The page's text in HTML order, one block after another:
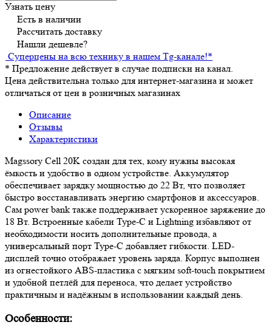
Узнать цену
Есть в наличии
Рассчитать доставку
Нашли дешевле?
Суперцены на всю технику в нашем Tg-канале!*
* Предложение действует в случае подписки на канал.
Цена действительна только для интернет-магазина и может
отличаться от цен в розничных магазинах
Описание
Отзывы
Характеристики
Magssory Cell 20K создан для тех, кому нужны высокая
ёмкость и удобство в одном устройстве. Аккумулятор
обеспечивает зарядку мощностью до 22 Вт, что позволяет
быстро восстанавливать энергию смартфонов и аксессуаров.
Сам power bank также поддерживает ускоренное заряжение до
18 Вт. Встроенные кабели Type-C и Lightning избавляют от
необходимости носить дополнительные провода, а
универсальный порт Type-C добавляет гибкости. LED-
дисплей точно отображает уровень заряда. Корпус выполнен
из огнестойкого ABS-пластика с мягким soft-touch покрытием
и удобной петлёй для переноса, что делает устройство
практичным и надёжным в использовании каждый день.
Особенности: